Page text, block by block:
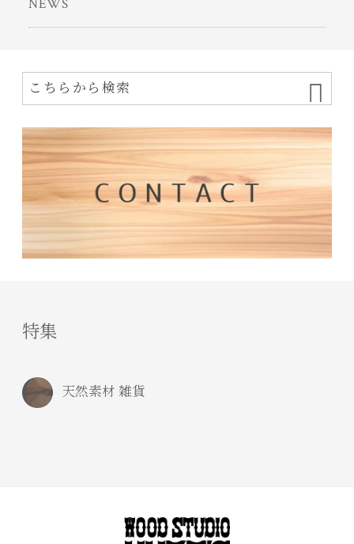
NEWS
特集
天然素材 雑貨